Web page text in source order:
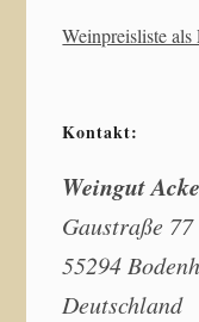
Weinpreisliste als
Kontakt:
Weingut
Gaustraße 77
55294
Deutschland